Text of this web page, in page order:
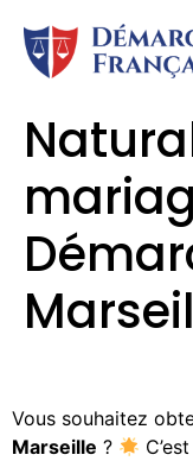
Vous souhaitez
Marseille ?